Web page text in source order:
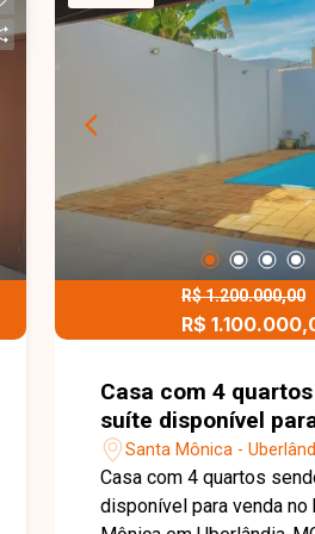
indireta e energia
R$ 1.200.000,00
R$
Casa com 4
suíte disponível
bairro Santa
Uberlândia-MG
Santa Mônica -
Casa com 4 quartos sendo
disponível para venda no